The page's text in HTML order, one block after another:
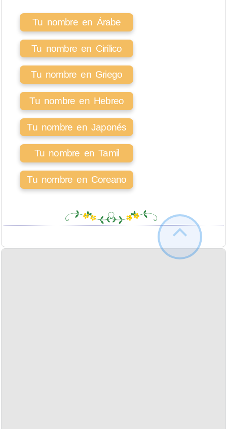
Tu nombre en Árabe
Tu nombre en Cirílico
Tu nombre en Griego
Tu nombre en Hebreo
Tu nombre en Japonés
Tu nombre en Tamil
Tu nombre en Coreano